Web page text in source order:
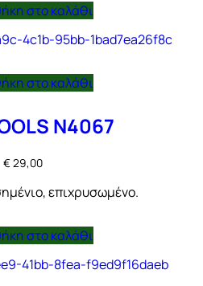
στο καλάθι
στο καλάθι
N4067
€29,00
επιχρυσωμένο.
στο καλάθι